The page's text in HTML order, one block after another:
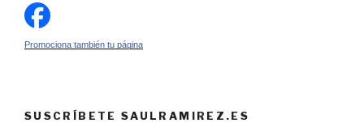
Promociona también tu página
SUSCRÍBETE SAULRAMIREZ.ES